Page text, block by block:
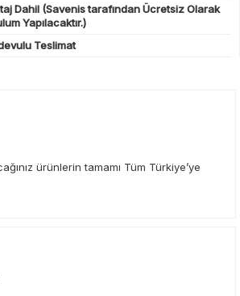
Dahil (Savenis tarafından Ücretsiz Olarak
Yapılacaktır.)
Teslimat
ürünlerin tamamı Tüm Türkiye’ye